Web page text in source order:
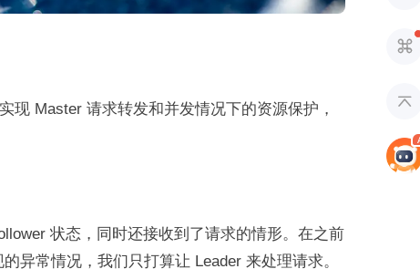
现 Master 请求转发和并发情况下的资源保护，
状态，同时还接收到了请求的情形。在之前
异常情况，我们只打算让 Leader 来处理请求。

